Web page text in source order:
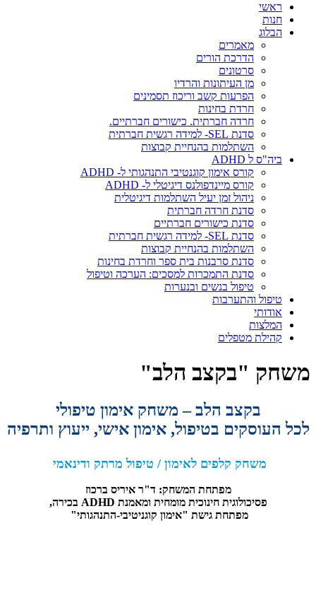
ראשי
חנות
הבלוג
מאמרים
הדרכת הורים
סרטונים
מן העיתונות והרדיו
הפרעות קשב וריכוז תסמינים
חרדת בחינות
חרדה חברתית. כישורים חברתיים.
סדנת SEL- למידה רגשית חברתית
השתלמות בהנחיית קבוצות
ביה"ס ל ADHD
קורס אימון קוגנטיבי התנהגותי ל- ADHD
קורס מיינדפולנס דיגיטלי ל- ADHD
ניהול זמן יעיל השתלמות דיגיטלית
סדנת חרדה חברתית
סדנת כישורים חברתיים
סדנת SEL- למידה רגשית חברתית
השתלמות בהנחיית קבוצות
סדנת סרבנות בית ספר וחרדת בחינות
סדנת התמכרות למסכים: הערכה וטיפול
טיפול בנשים ובנערות
טיפול והתערבות
אודותי
המלצות
קהילת מטפלים
משחק "בקצב הלב"
בקצב הלב – משחק אימון טיפולי
לכל העוסקים בטיפול, אימון אישי, ייעוץ ותרפיה
משחק קלפים לאימון / טיפול מרתק ודינאמי
מפתחת המשחק: ד"ר איריס ברכוז
פסיכולוגית חינוכית מומחית ומאמנת ADHD בכירה,
מפתחת גישת "אימון קוגניטיבי-התנהגותי"